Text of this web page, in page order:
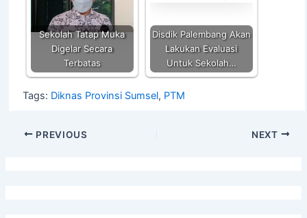
Sekolah Tatap Muka
Digelar Secara
Terbatas
Disdik Palembang Akan
Lakukan Evaluasi
Untuk Sekolah…
Tags: Diknas Provinsi Sumsel, PTM
PREVIOUS NEXT